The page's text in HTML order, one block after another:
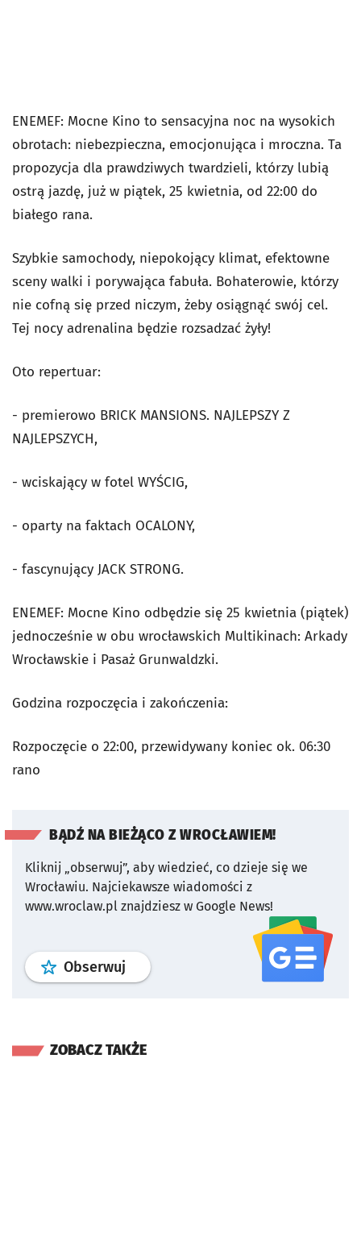
ENEMEF: Mocne Kino to sensacyjna noc na wysokich
obrotach: niebezpieczna, emocjonująca i mroczna. Ta
propozycja dla prawdziwych twardzieli, którzy lubią
ostrą jazdę, już w piątek, 25 kwietnia, od 22:00 do
białego rana.
Szybkie samochody, niepokojący klimat, efektowne
sceny walki i porywająca fabuła. Bohaterowie, którzy
nie cofną się przed niczym, żeby osiągnąć swój cel.
Tej nocy adrenalina będzie rozsadzać żyły!
Oto repertuar:
- premierowo BRICK MANSIONS. NAJLEPSZY Z
NAJLEPSZYCH,
- wciskający w fotel WYŚCIG,
- oparty na faktach OCALONY,
- fascynujący JACK STRONG.
ENEMEF: Mocne Kino odbędzie się 25 kwietnia (piątek)
jednocześnie w obu wrocławskich Multikinach: Arkady
Wrocławskie i Pasaż Grunwaldzki.
Godzina rozpoczęcia i zakończenia:
Rozpoczęcie o 22:00, przewidywany koniec ok. 06:30
rano
BĄDŹ NA BIEŻĄCO Z WROCŁAWIEM!
Kliknij „obserwuj”, aby wiedzieć, co dzieje się we
Wrocławiu. Najciekawsze wiadomości z
www.wroclaw.pl znajdziesz w Google News!
Obserwuj profil serwisu
ZOBACZ TAKŻE